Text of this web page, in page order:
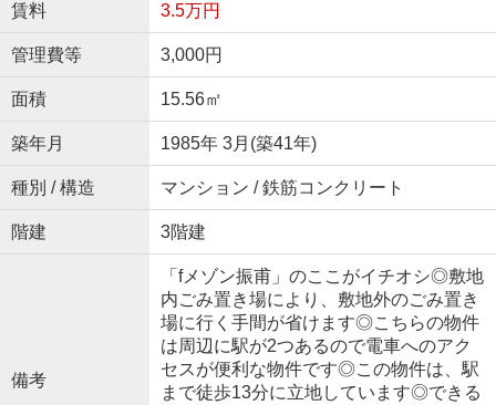
賃料 3.5万円
管理費等 3,000円
面積 15.56㎡
築年月 1985年 3月(築41年)
種別 / 構造 マンション / 鉄筋コンクリート
階建 3階建
備考
「fメゾン振甫」のここがイチオシ◎敷地
内ごみ置き場により、敷地外のごみ置き
場に行く手間が省けます◎こちらの物件
は周辺に駅が2つあるので電車へのアク
セスが便利な物件です◎この物件は、駅
まで徒歩13分に立地しています◎できる